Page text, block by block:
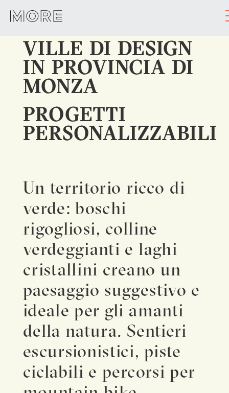
VILLE DI DESIGN
IN PROVINCIA DI
MONZA
PROGETTI
PERSONALIZZABILI
Un territorio ricco di
verde: boschi
rigogliosi, colline
verdeggianti e laghi
cristallini creano un
paesaggio suggestivo e
ideale per gli amanti
della natura. Sentieri
escursionistici, piste
ciclabili e percorsi per